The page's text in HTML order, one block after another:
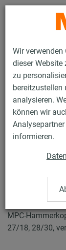
Wir
dieser Website
zu
bereitzustellen
analysieren.
können wir
informieren.
Produkte
MPC-
MPC-
27/18, 28/30,